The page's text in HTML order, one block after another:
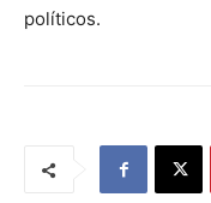
políticos.